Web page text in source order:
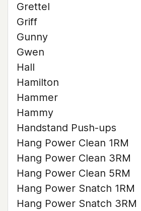
Grettel
Griff
Gunny
Gwen
Hall
Hamilton
Hammer
Hammy
Handstand Push-ups
Hang Power Clean 1RM
Hang Power Clean 3RM
Hang Power Clean 5RM
Hang Power Snatch 1RM
Hang Power Snatch 3RM